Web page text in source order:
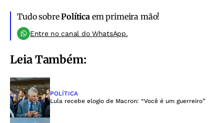
Tudo sobrePolítica em primeira mão!
Entre no canal do WhatsApp.
Leia Também:
POLÍTICA
Lula recebe elogio de Macron: “Você é um guerreiro”